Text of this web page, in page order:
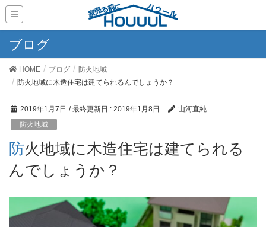
ブログ
HOME ブログ
防火地域
防火地域に木造住宅は建てられるんでしょうか？
2019年1月7日 / 最終更新日 : 2019年1月8日
山河直純
防火地域
防火地域に木造住宅は建てられる
んでしょうか？